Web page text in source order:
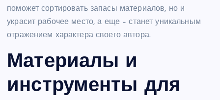
поможет сортировать запасы материалов, но и
украсит рабочее место, а еще – станет уникальным
отражением характера своего автора.
Материалы и
инструменты для